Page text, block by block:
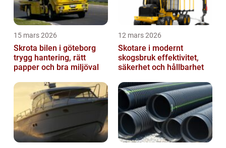
15 mars 2026
Skrota bilen i göteborg
trygg hantering, rätt
papper och bra miljöval
12 mars 2026
Skotare i modernt
skogsbruk effektivitet,
säkerhet och hållbarhet